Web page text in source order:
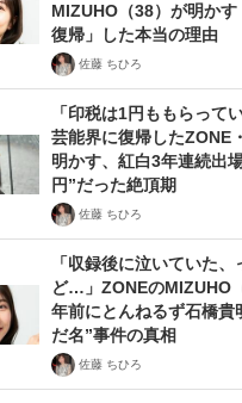
MIZUHO（38）が明か
復帰」した本当の理由
佐藤 ちひろ
「印税は1円ももらって
芸能界に復帰したZONE
明かす、紅白3年連続出
円”だった絶頂期
佐藤 ちひろ
「収録後に泣いていた
ど…」ZONEのMIZUHO
年前にとんねるず石橋貴
だ名”事件の真相
佐藤 ちひろ